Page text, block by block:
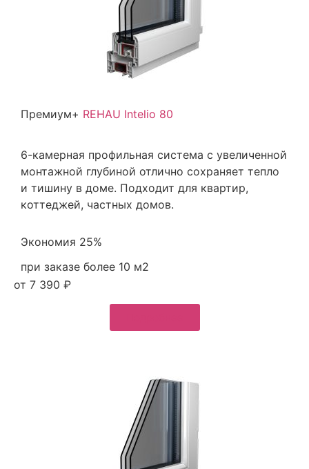
Премиум+ REHAU Intelio 80
6-камерная профильная система с увеличенной
монтажной глубиной отлично сохраняет тепло
и тишину в доме. Подходит для квартир,
коттеджей, частных домов.
Экономия 25%
при заказе более 10 м2
от 7 390 ₽